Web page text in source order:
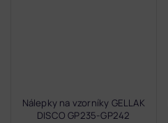
Nálepky na vzorníky GELLAK
DISCO GP235-GP242